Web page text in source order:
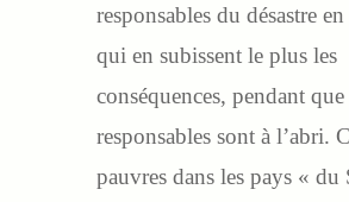
responsables du désastre
qui en subissent le plus les
conséquences, pendant
responsables sont à l’abri.
pauvres dans les pays «